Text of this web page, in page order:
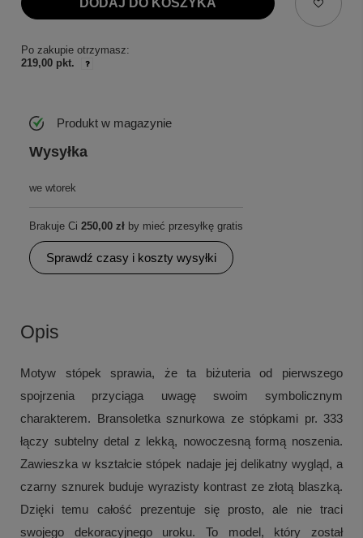
DODAJ DO KOSZYKA
Po zakupie otrzymasz:
219,00 pkt.
Produkt w magazynie
Wysyłka
we wtorek
Brakuje Ci 250,00 zł by mieć przesyłkę gratis
Sprawdź czasy i koszty wysyłki
Opis
Motyw stópek sprawia, że ta biżuteria od pierwszego
spojrzenia przyciąga uwagę swoim symbolicznym
charakterem. Bransoletka sznurkowa ze stópkami pr. 333
łączy subtelny detal z lekką, nowoczesną formą noszenia.
Zawieszka w kształcie stópek nadaje jej delikatny wygląd, a
czarny sznurek buduje wyrazisty kontrast ze złotą blaszką.
Dzięki temu całość prezentuje się prosto, ale nie traci
swojego dekoracyjnego uroku. To model, który został